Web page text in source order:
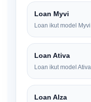
Loan Myvi
Loan ikut model Myvi
Loan Ativa
Loan ikut model Ativa
Loan Alza